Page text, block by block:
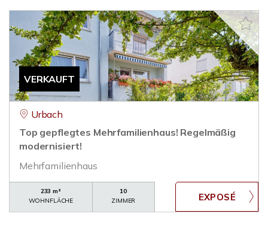
VERKAUFT
Urbach
Top gepflegtes Mehrfamilienhaus! Regelmäßig
modernisiert!
Mehrfamilienhaus
233 m²
WOHNFLÄCHE
10
ZIMMER